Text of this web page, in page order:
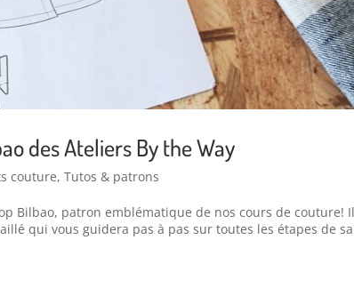
des Ateliers By the Way
couture,Tutos & patrons
Bilbao, patron emblématique de nos cours de couture!
qui vous guidera pas à pas sur toutes les étapes de sa